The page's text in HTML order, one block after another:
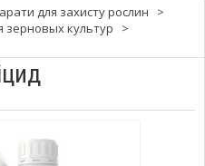
для захисту рослин
>
зерновых культур
>